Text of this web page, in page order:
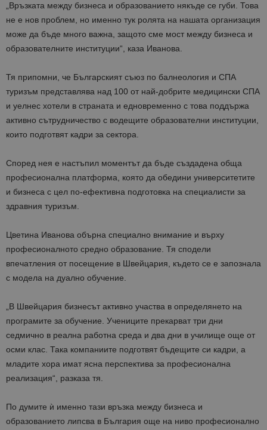
„Връзката между бизнеса и образованието някъде се губи. Това
не е нов проблем, но именно тук ролята на нашата организация
може да бъде много важна, защото сме мост между бизнеса и
образователните институции“, каза Иванова.
Тя припомни, че Българският съюз по балнеология и СПА
туризъм представлява над 100 от най-добрите медицински СПА
и уелнес хотели в страната и едновременно с това поддържа
активно сътрудничество с водещите образователни институции,
които подготвят кадри за сектора.
Според нея е настъпил моментът да бъде създадена обща
професионална платформа, която да обедини университетите
и бизнеса с цел по-ефективна подготовка на специалисти за
здравния туризъм.
Цветина Иванова обърна специално внимание и върху
професионалното средно образование. Тя сподели
впечатления от посещение в Швейцария, където се е запознала
с модела на дуално обучение.
„В Швейцария бизнесът активно участва в определянето на
програмите за обучение. Учениците прекарват три дни
седмично в реална работна среда и два дни в училище още от
осми клас. Така компаниите подготвят бъдещите си кадри, а
младите хора имат ясна перспектива за професионална
реализация“, разказа тя.
По думите ѝ именно тази връзка между бизнеса и
образованието липсва в България още на ниво професионално